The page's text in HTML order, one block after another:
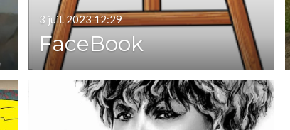
FaceBook
3 juil. 202312:29